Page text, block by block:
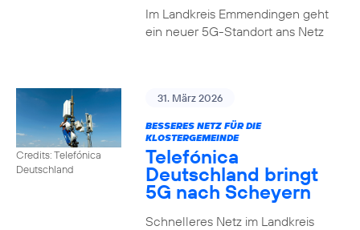
Im Landkreis Emmendingen geht
ein neuer 5G-Standort ans Netz
Credits: Telefónica
Deutschland
31. März 2026
BESSERES NETZ FÜR DIE
KLOSTERGEMEINDE
Telefónica
Deutschland bringt
5G nach Scheyern
Schnelleres Netz im Landkreis